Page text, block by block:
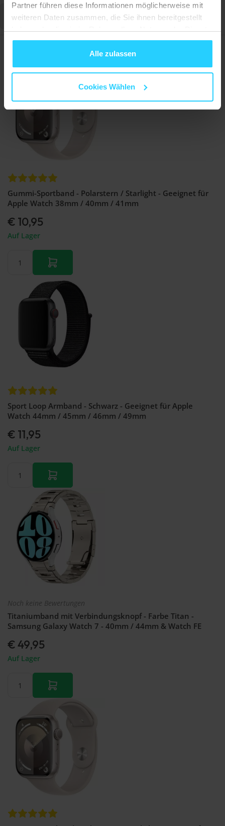
Partner führen diese Informationen möglicherweise mit
weiteren Daten zusammen, die Sie ihnen bereitgestellt
haben oder die sie im Rahmen Ihrer Nutzung der Dienste
gesammelt haben.
Alle zulassen
Cookies Wählen
Schreiben Sie eine Bewertung
Am häufigsten angesehene Artikel
Gummi-Sportband - Polarstern / Starlight - Geeignet für
Apple Watch 38mm / 40mm / 41mm
€ 10,95
Auf Lager
Sport Loop Armband - Schwarz - Geeignet für Apple
Watch 44mm / 45mm / 46mm / 49mm
€ 11,95
Auf Lager
Noch keine Bewertungen
Titaniumband mit Verbindungsknopf - Farbe Titan -
Samsung Galaxy Watch 7 - 40mm / 44mm & Watch FE
€ 49,95
Auf Lager